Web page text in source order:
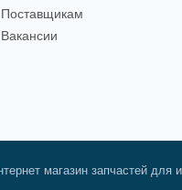
Поставщикам
Вакансии
магазин запчастей для